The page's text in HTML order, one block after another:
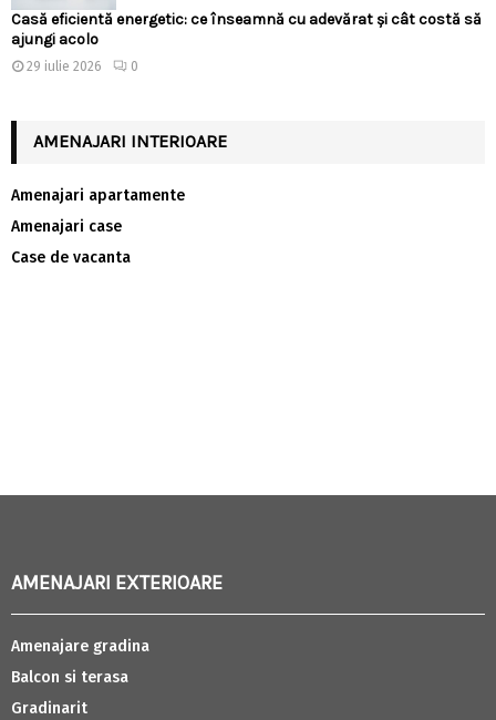
Casă eficientă energetic: ce înseamnă cu adevărat și cât costă să
ajungi acolo
29 iulie 2026 0
AMENAJARI INTERIOARE
Amenajari apartamente
Amenajari case
Case de vacanta
AMENAJARI EXTERIOARE
Amenajare gradina
Balcon si terasa
Gradinarit